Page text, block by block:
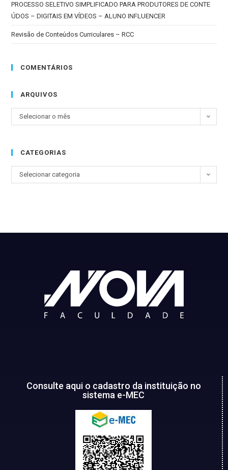
PROCESSO SELETIVO SIMPLIFICADO PARA PRODUTORES DE CONTE
ÚDOS – DIGITAIS EM VÍDEOS – ALUNO INFLUENCER
Revisão de Conteúdos Curriculares – RCC
COMENTÁRIOS
ARQUIVOS
Selecionar o mês
CATEGORIAS
Selecionar categoria
Consulte aqui o cadastro da instituição no
sistema e-MEC